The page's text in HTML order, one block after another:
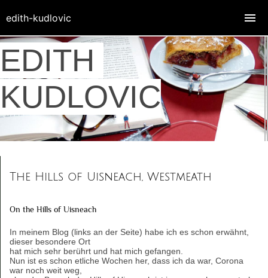
EDITH
KUDLOVIC
The Hills of Uisneach, Westmeath
On the Hills of Uisneach
In meinem Blog (links an der Seite) habe ich es schon erwähnt,
dieser besondere Ort
hat mich sehr berührt und hat mich gefangen.
Nun ist es schon etliche Wochen her, dass ich da war, Corona
war noch weit weg,
edith-kudlovic